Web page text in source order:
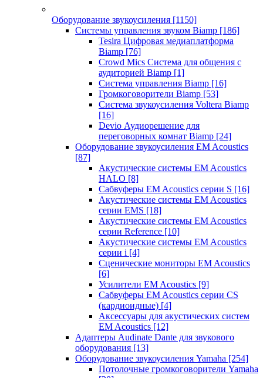
Оборудование звукоусиления [1150]
Системы управления звуком Biamp [186]
Tesira Цифровая медиаплатформа
Biamp [76]
Crowd Mics Система для общения с
аудиторией Biamp [1]
Система управления Biamp [16]
Громкоговорители Biamp [53]
Система звукоусиления Voltera Biamp
[16]
Devio Аудиорешение для
переговорных комнат Biamp [24]
Оборудование звукоусиления EM Acoustics
[87]
Акустические системы EM Acoustics
HALO [8]
Сабвуферы EM Acoustics серии S [16]
Акустические системы EM Acoustics
серии EMS [18]
Акустические системы EM Acoustics
серии Reference [10]
Акустические системы EM Acoustics
серии i [4]
Сценические мониторы EM Acoustics
[6]
Усилители EM Acoustics [9]
Сабвуферы EM Acoustics серии CS
(кардиоидные) [4]
Аксессуары для акустических систем
EM Acoustics [12]
Адаптеры Audinate Dante для звукового
оборудования [13]
Оборудование звукоусиления Yamaha [254]
Потолочные громкоговорители Yamaha